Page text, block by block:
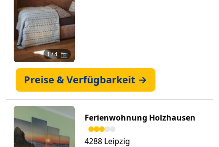
1/ 4 📷
Preise & Verfügbarkeit →
Ferienwohnung Holzhausen
4288 Leipzig